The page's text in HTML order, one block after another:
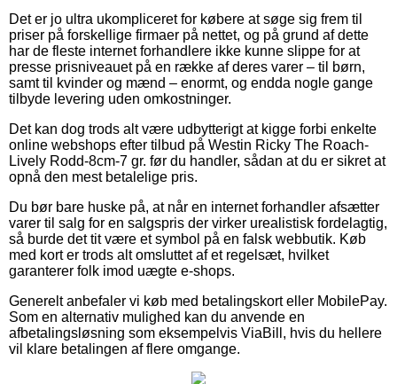
Det er jo ultra ukompliceret for købere at søge sig frem til
priser på forskellige firmaer på nettet, og på grund af dette
har de fleste internet forhandlere ikke kunne slippe for at
presse prisniveauet på en række af deres varer – til børn,
samt til kvinder og mænd – enormt, og endda nogle gange
tilbyde levering uden omkostninger.
Det kan dog trods alt være udbytterigt at kigge forbi enkelte
online webshops efter tilbud på Westin Ricky The Roach-
Lively Rodd-8cm-7 gr. før du handler, sådan at du er sikret at
opnå den mest betalelige pris.
Du bør bare huske på, at når en internet forhandler afsætter
varer til salg for en salgspris der virker urealistisk fordelagtig,
så burde det tit være et symbol på en falsk webbutik. Køb
med kort er trods alt omsluttet af et regelsæt, hvilket
garanterer folk imod uægte e-shops.
Generelt anbefaler vi køb med betalingskort eller MobilePay.
Som en alternativ mulighed kan du anvende en
afbetalingsløsning som eksempelvis ViaBill, hvis du hellere
vil klare betalingen af flere omgange.